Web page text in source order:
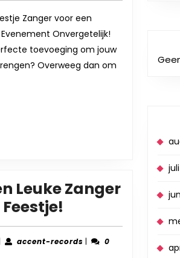
voor
jouw
volgende
feestje!
Zanger voor een
Onvergetelijk!
toevoeging om jouw
Overweeg dan om
Leuke Zanger
Nu
Een
accent-records accent-
|
0